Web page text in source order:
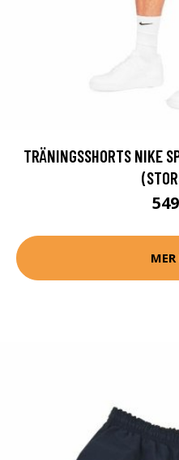
TRÄNINGSSHORTS NIKE